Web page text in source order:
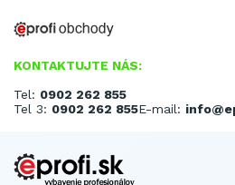
KONTAKTUJTE NÁS:
Tel: 0902 262 855
Tel 3: 0902 262 855E-mail: